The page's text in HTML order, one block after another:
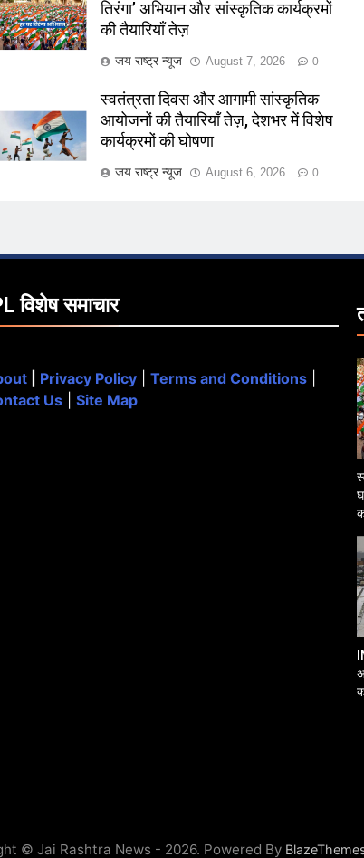
तिरंगा’ अभियान और सांस्कृतिक कार्यक्रमों
की तैयारियाँ तेज़
जय राष्ट्र न्यूज August 7, 2026 0
स्वतंत्रता दिवस और आगामी सांस्कृतिक
आयोजनों की तैयारियाँ तेज़, देशभर में विशेष
कार्यक्रमों की घोषणा
जय राष्ट्र न्यूज August 6, 2026 0
विशेष समाचार
Privacy Policy Terms and Conditions
Us
Site Map
© Jai Rashtra News - 2026. Powered By